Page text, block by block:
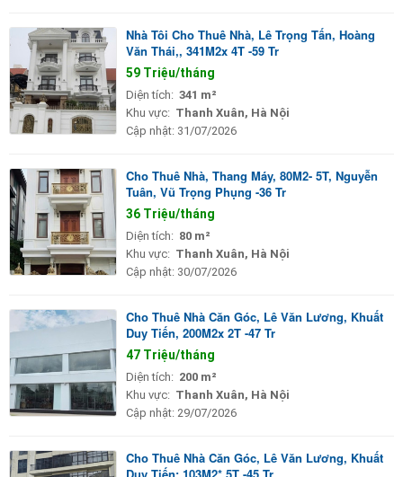
Nhà Tôi Cho Thuê Nhà, Lê Trọng Tấn, Hoàng
Văn Thái,, 341M2x 4T -59 Tr
59 Triệu/tháng
Diện tích: 341 m²
Khu vực: Thanh Xuân, Hà Nội
Cập nhật: 31/07/2026
Cho Thuê Nhà, Thang Máy, 80M2- 5T, Nguyễn
Tuân, Vũ Trọng Phụng -36 Tr
36 Triệu/tháng
Diện tích: 80 m²
Khu vực: Thanh Xuân, Hà Nội
Cập nhật: 30/07/2026
Cho Thuê Nhà Căn Góc, Lê Văn Lương, Khuất
Duy Tiến, 200M2x 2T -47 Tr
47 Triệu/tháng
Diện tích: 200 m²
Khu vực: Thanh Xuân, Hà Nội
Cập nhật: 29/07/2026
Cho Thuê Nhà Căn Góc, Lê Văn Lương, Khuất